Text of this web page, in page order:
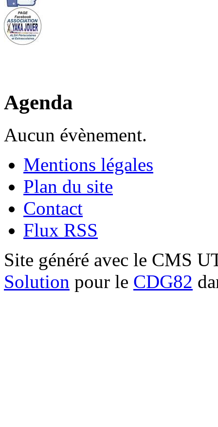
Agenda
Aucun évènement.
Mentions légales
Plan du site
Contact
Flux RSS
Site généré avec le CMS
Solution pour le CDG82